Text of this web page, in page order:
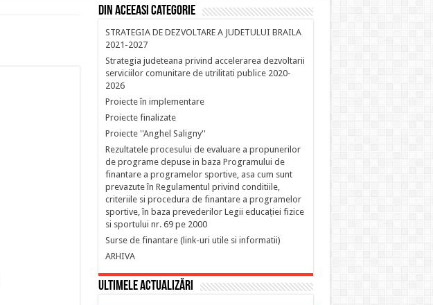
Din aceeasi categorie
STRATEGIA DE DEZVOLTARE A JUDETULUI BRAILA
2021-2027
Strategia judeteana privind accelerarea dezvoltarii
serviciilor comunitare de utrilitati publice 2020-
2026
Proiecte în implementare
Proiecte finalizate
Proiecte ''Anghel Saligny''
Rezultatele procesului de evaluare a propunerilor
de programe depuse in baza Programului de
finantare a programelor sportive, asa cum sunt
prevazute în Regulamentul privind conditiile,
criteriile si procedura de finantare a programelor
sportive, în baza prevederilor Legii educației fizice
si sportului nr. 69 pe 2000
Surse de finantare (link-uri utile si informatii)
ARHIVA
Ultimele actualizări